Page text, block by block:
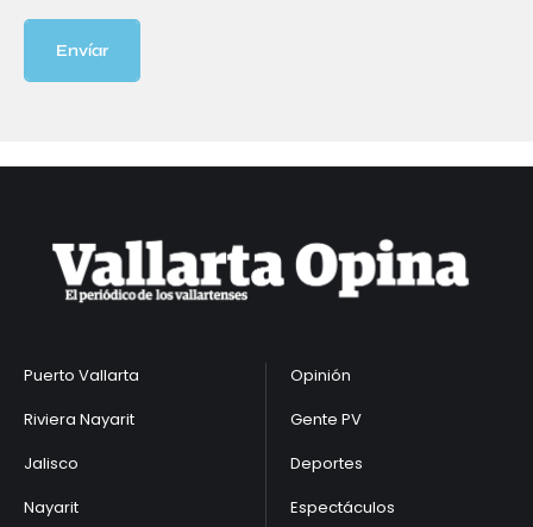
Envíar
Puerto Vallarta
Riviera Nayarit
Jalisco
Nayarit
Opinión
Gente PV
Deportes
Espectáculos